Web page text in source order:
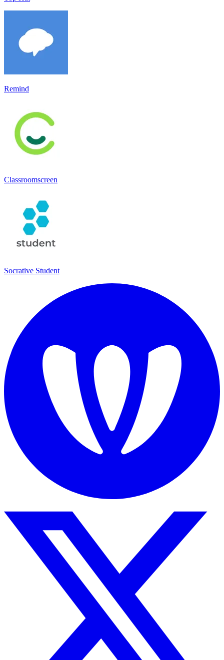
Remind
Classroomscreen
Socrative Student